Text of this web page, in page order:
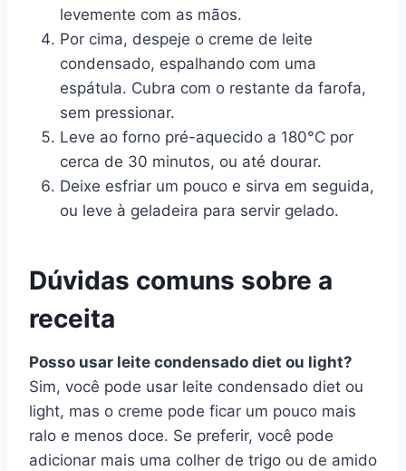
levemente com as mãos.
Por cima, despeje o creme de leite
condensado, espalhando com uma
espátula. Cubra com o restante da farofa,
sem pressionar.
Leve ao forno pré-aquecido a 180°C por
cerca de 30 minutos, ou até dourar.
Deixe esfriar um pouco e sirva em seguida,
ou leve à geladeira para servir gelado.
Dúvidas comuns sobre a
receita
Posso usar leite condensado diet ou light?
Sim, você pode usar leite condensado diet ou
light, mas o creme pode ficar um pouco mais
ralo e menos doce. Se preferir, você pode
adicionar mais uma colher de trigo ou de amido